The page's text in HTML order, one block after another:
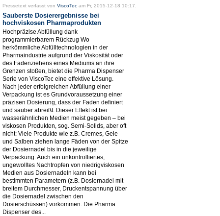
Pressetext verfasst von ViscoTec am Fr, 2015-12-18 10:17.
Sauberste Dosierergebnisse bei
hochviskosen Pharmaprodukten
Hochpräzise Abfüllung dank
programmierbarem Rückzug Wo
herkömmliche Abfülltechnologien in der
Pharmaindustrie aufgrund der Viskosität oder
des Fadenziehens eines Mediums an ihre
Grenzen stoßen, bietet die Pharma Dispenser
Serie von ViscoTec eine effektive Lösung.
Nach jeder erfolgreichen Abfüllung einer
Verpackung ist es Grundvoraussetzung einer
präzisen Dosierung, dass der Faden definiert
und sauber abreißt. Dieser Effekt ist bei
wasserähnlichen Medien meist gegeben – bei
viskosen Produkten, sog. Semi-Solids, aber oft
nicht: Viele Produkte wie z.B. Cremes, Gele
und Salben ziehen lange Fäden von der Spitze
der Dosiernadel bis in die jeweilige
Verpackung. Auch ein unkontrolliertes,
ungewolltes Nachtropfen von niedrigviskosen
Medien aus Dosiernadeln kann bei
bestimmten Parametern (z.B. Dosiernadel mit
breitem Durchmesser, Druckentspannung über
die Dosiernadel zwischen den
Dosierschüssen) vorkommen. Die Pharma
Dispenser des...